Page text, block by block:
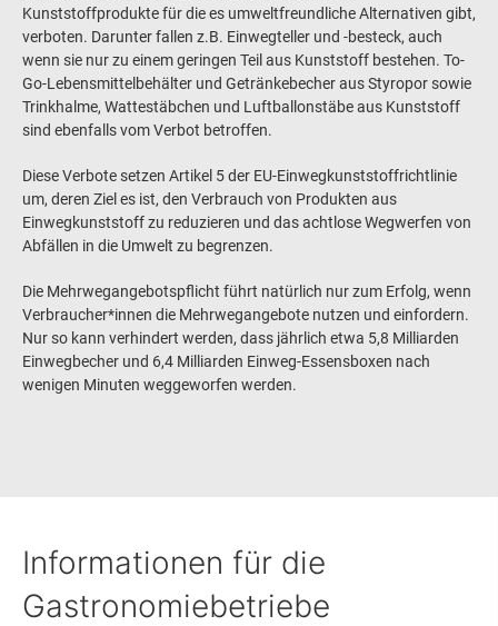
Kunststoffprodukte für die es umweltfreundliche Alternativen gibt,
verboten. Darunter fallen z.B. Einwegteller und -besteck, auch
wenn sie nur zu einem geringen Teil aus Kunststoff bestehen. To-
Go-Lebensmittelbehälter und Getränkebecher aus Styropor sowie
Trinkhalme, Wattestäbchen und Luftballonstäbe aus Kunststoff
sind ebenfalls vom Verbot betroffen.
Diese Verbote setzen Artikel 5 der EU-Einwegkunststoffrichtlinie
um, deren Ziel es ist, den Verbrauch von Produkten aus
Einwegkunststoff zu reduzieren und das achtlose Wegwerfen von
Abfällen in die Umwelt zu begrenzen.
Die Mehrwegangebotspflicht führt natürlich nur zum Erfolg, wenn
Verbraucher*innen die Mehrwegangebote nutzen und einfordern.
Nur so kann verhindert werden, dass jährlich etwa 5,8 Milliarden
Einwegbecher und 6,4 Milliarden Einweg-Essensboxen nach
wenigen Minuten weggeworfen werden.
Informationen für die
Gastronomiebetriebe